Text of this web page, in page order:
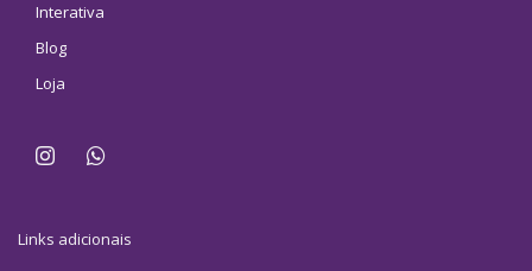
Interativa
Blog
Loja
Links adicionais